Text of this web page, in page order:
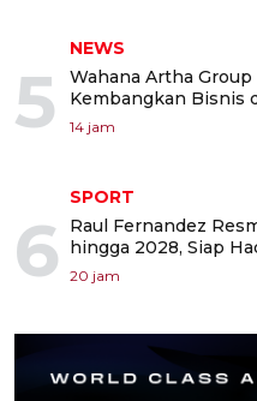
5
NEWS
Wahana Artha
Kembangkan Bisnis
14 jam
6
SPORT
Raul Fernandez
hingga 2028, Siap
20 jam